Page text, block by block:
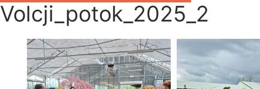
Volcji_potok_2025_2